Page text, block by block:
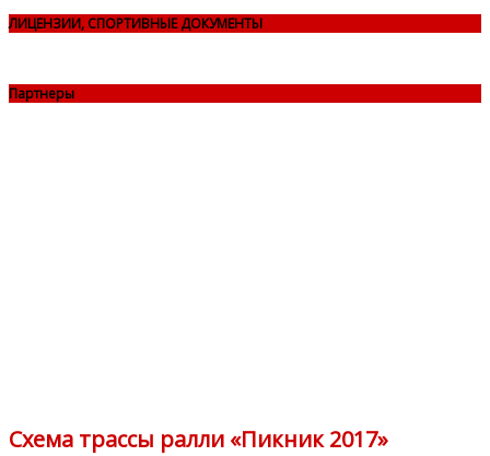
ЛИЦЕНЗИИ, СПОРТИВНЫЕ ДОКУМЕНТЫ
Партнеры
Схема трассы ралли «Пикник 2017»